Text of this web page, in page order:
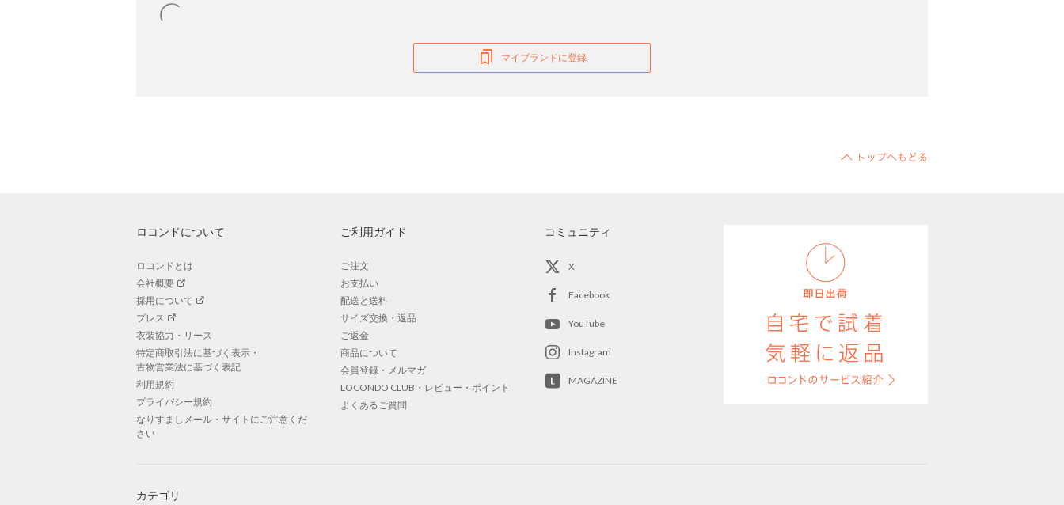
マイブランドに登録
ロコンドについて
ロコンドとは
会社概要
採用について
プレス
衣装協力・リース
特定商取引法に基づく表示・
古物営業法に基づく表記
利用規約
プライバシー規約
なりすましメール・サイトにご注意くだ
さい
ご利用ガイド
ご注文
お支払い
配送と送料
サイズ交換・返品
ご返金
商品について
会員登録・メルマガ
LOCONDO CLUB・レビュー・ポイント
よくあるご質問
コミュニティ
X
Facebook
YouTube
Instagram
MAGAZINE
カテゴリ